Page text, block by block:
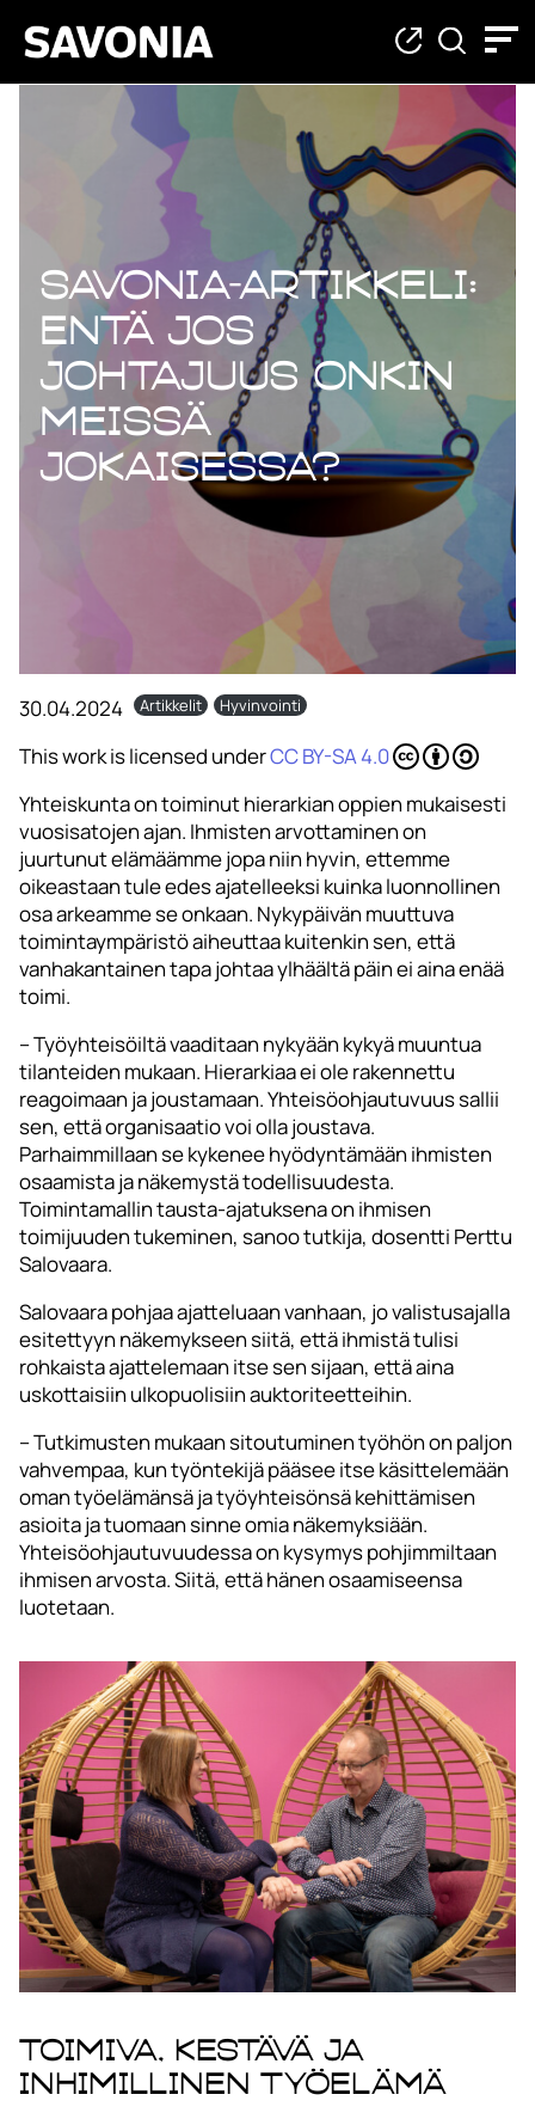
Savonia-artikkeli:
Entä jos
johtajuus onkin
meissä
jokaisessa?
30.04.2024 Artikkelit Hyvinvointi
This work is licensed underCC BY-SA 4.0
Yhteiskunta on toiminut hierarkian oppien mukaisesti
vuosisatojen ajan. Ihmisten arvottaminen on
juurtunut elämäämme jopa niin hyvin, ettemme
oikeastaan tule edes ajatelleeksi kuinka luonnollinen
osa arkeamme se onkaan. Nykypäivän muuttuva
toimintaympäristö aiheuttaa kuitenkin sen, että
vanhakantainen tapa johtaa ylhäältä päin ei aina enää
toimi.
– Työyhteisöiltä vaaditaan nykyään kykyä muuntua
tilanteiden mukaan. Hierarkiaa ei ole rakennettu
reagoimaan ja joustamaan. Yhteisöohjautuvuus sallii
sen, että organisaatio voi olla joustava.
Parhaimmillaan se kykenee hyödyntämään ihmisten
osaamista ja näkemystä todellisuudesta.
Toimintamallin tausta-ajatuksena on ihmisen
toimijuuden tukeminen, sanoo tutkija, dosentti Perttu
Salovaara.
Salovaara pohjaa ajatteluaan vanhaan, jo valistusajalla
esitettyyn näkemykseen siitä, että ihmistä tulisi
rohkaista ajattelemaan itse sen sijaan, että aina
uskottaisiin ulkopuolisiin auktoriteetteihin.
– Tutkimusten mukaan sitoutuminen työhön on paljon
vahvempaa, kun työntekijä pääsee itse käsittelemään
oman työelämänsä ja työyhteisönsä kehittämisen
asioita ja tuomaan sinne omia näkemyksiään.
Yhteisöohjautuvuudessa on kysymys pohjimmiltaan
ihmisen arvosta. Siitä, että hänen osaamiseensa
luotetaan.
Toimiva, kestävä ja
inhimillinen työelämä